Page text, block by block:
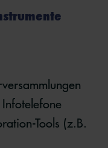
Tools (z.B.